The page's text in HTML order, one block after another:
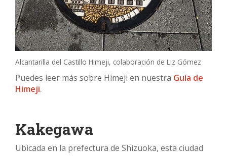
Alcantarilla del Castillo Himeji, colaboración de Liz Gómez
Puedes leer más sobre Himeji en nuestra Guía de
Himeji.
Kakegawa
Ubicada en la prefectura de Shizuoka, esta ciudad